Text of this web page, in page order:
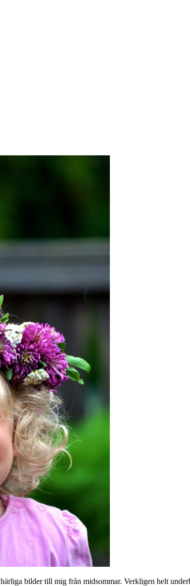
bilder till mig från midsommar. Verkligen helt